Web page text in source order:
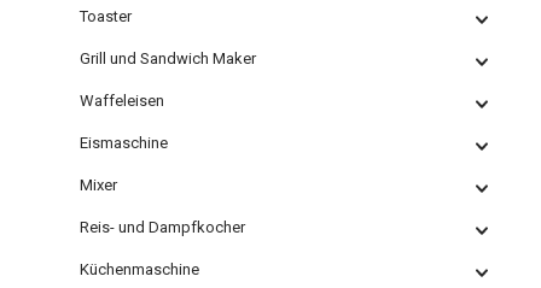
Toaster
Grill und Sandwich Maker
Waffeleisen
Eismaschine
Mixer
Reis- und Dampfkocher
Küchenmaschine